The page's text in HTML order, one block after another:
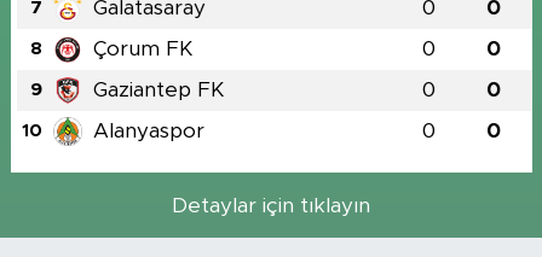
7 Galatasaray 0 0
8 Çorum FK 0 0
9 Gaziantep FK 0 0
10 Alanyaspor 0 0
Detaylar için tıklayın